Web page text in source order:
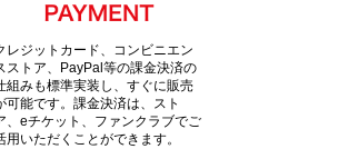
レジットカード、コンビニエン
ストア、PayPal等の課金決済の
組みも標準実装し、すぐに販売
可能です。課金決済は、スト
、eチケット、ファンクラブでご
用いただくことができます。